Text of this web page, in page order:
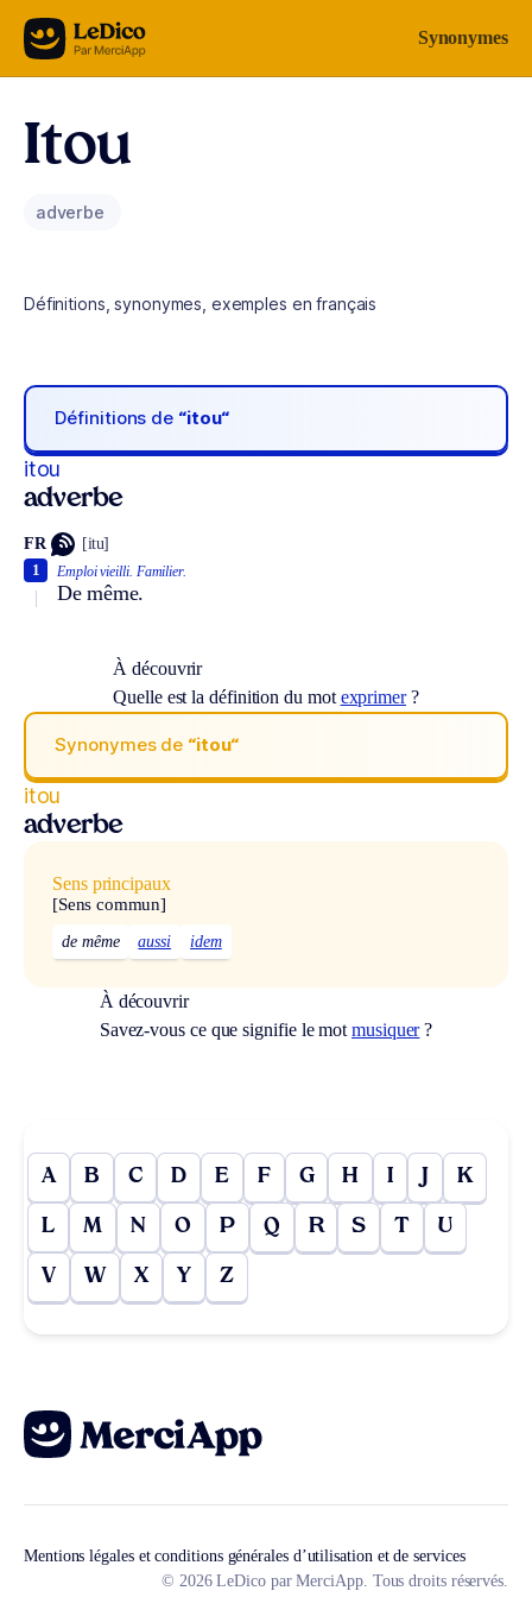
Aller au contenu Synonymes
Itou
adverbe
Définitions, synonymes, exemples en français
Définitions de “itou“
itou
adverbe
FR [itu]
Emploi vieilli. Familier.
De même.
1
À découvrir
Quelle est la définition du mot exprimer?
Synonymes de “itou“
itou
adverbe
Sens principaux
[Sens commun]
de même aussi idem
À découvrir
Savez-vous ce que signifie le motmusiquer?
A B C D E F G H I J K
L M N O P Q R S T U
V W X Y Z
Mentions légales et conditions générales d’utilisation et de services
© 2026 LeDico par MerciApp. Tous droits réservés.